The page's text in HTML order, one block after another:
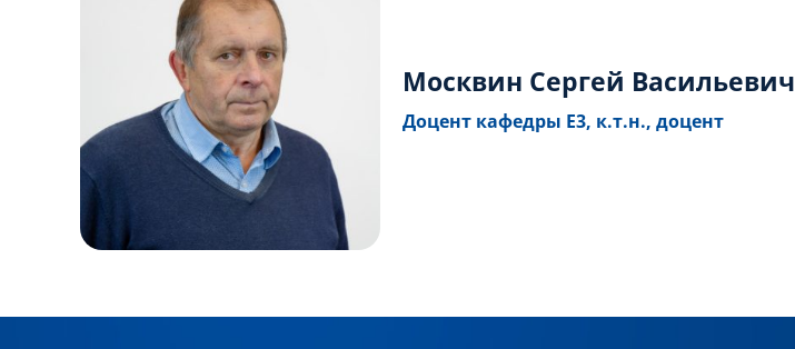
Москвин Сергей Васильевич
Доцент кафедры Е3, к.т.н., доцент